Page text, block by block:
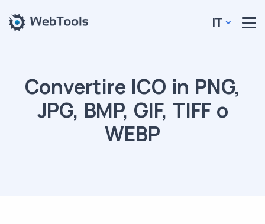
IT
Convertire ICO in PNG,
JPG, BMP, GIF, TIFF o
WEBP